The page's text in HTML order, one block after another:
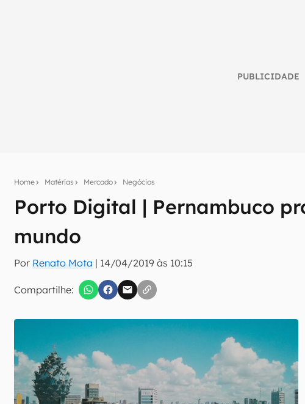
PUBLICIDADE
Home Matérias Mercado Negócios
Porto Digital | Pernambuco
mundo
Por Renato Mota | 14/04/2019 às 10:15
Compartilhe:
Seu resumo inteligente do mundo tech!
Assine a newsletter do Canaltech e receba notícias e
inscreva-se
Confirmo que li, aceito e concordo com os Termos de Uso e